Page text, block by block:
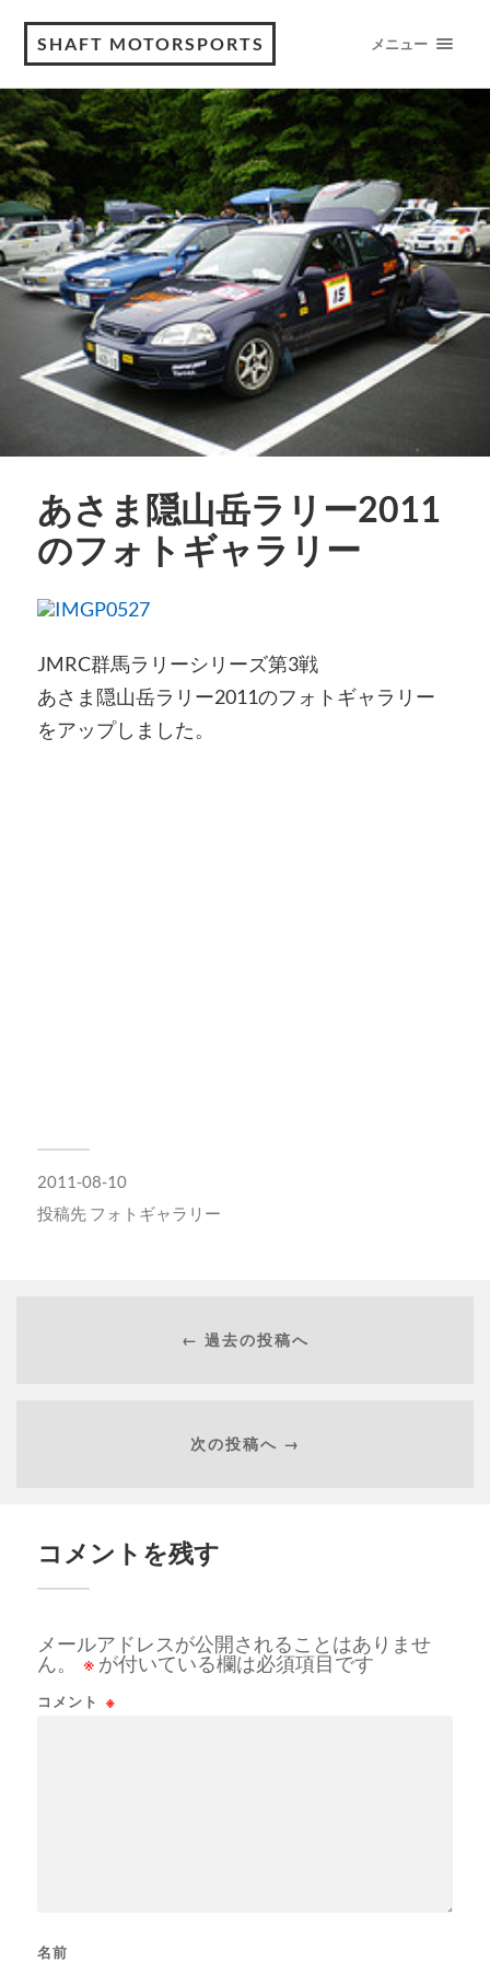
SHAFT MOTORSPORTS メニュー
あさま隠山岳ラリー2011
のフォトギャラリー
JMRC群馬ラリーシリーズ第3戦
あさま隠山岳ラリー2011のフォトギャラリー
をアップしました。
2011-08-10
投稿先 フォトギャラリー
← 過去の投稿へ
次の投稿へ →
コメントを残す
メールアドレスが公開されることはありませ
ん。
※ が付いている欄は必須項目です
コメント ※
名前